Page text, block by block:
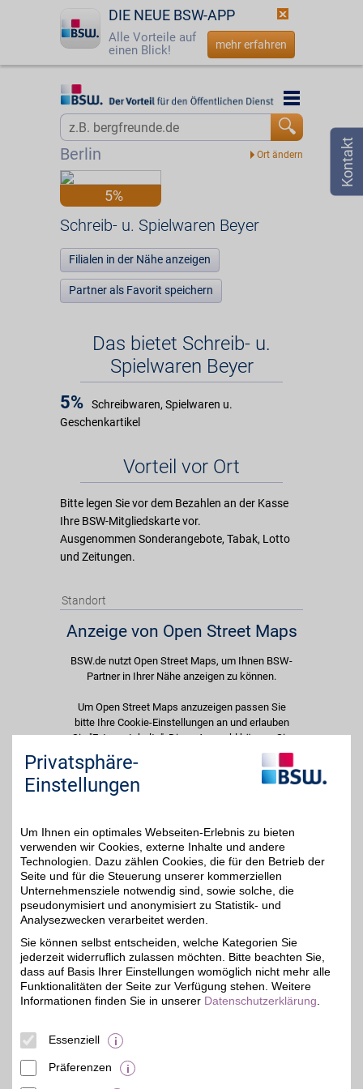
DIE NEUE BSW-APP
Alle Vorteile auf
einen Blick!
mehr erfahren
Startseite
Jetzt BSW-Mitglied werden
Login
Berlin
Startseite
Vorteilswelt
5%
Schreib- u. Spielwaren Beyer
Filialen in der Nähe anzeigen
Partner als Favorit speichern
Das bietet Schreib- u.
Spielwaren Beyer
5%
Schreibwaren, Spielwaren u.
Geschenkartikel
Vorteil vor Ort
Bitte legen Sie vor dem Bezahlen an der Kasse
Ihre BSW-Mitgliedskarte vor.
Ausgenommen Sonderangebote, Tabak, Lotto
und Zeitungen.
Standort
Anzeige von Open Street Maps
BSW.de nutzt Open Street Maps, um Ihnen BSW-
Partner in Ihrer Nähe anzeigen zu können.
Um Open Street Maps anzuzeigen passen Sie
bitte Ihre Cookie-Einstellungen an und erlauben
Sie "Externe Inhalte". Diese Auswahl können Sie
jederzeit über die Cookie-Einstellungen im
unteren Seitenbereich ändern.
Adresse
Selliner Str. 1b
Selliner Passage
04207 Leipzig
Filialen in der Nähe
Privatsphäre-
Einstellungen
Um Ihnen ein optimales Webseiten-Erlebnis zu bieten
verwenden wir Cookies, externe Inhalte und andere
Technologien. Dazu zählen Cookies, die für den Betrieb der
Seite und für die Steuerung unserer kommerziellen
Unternehmensziele notwendig sind, sowie solche, die
pseudonymisiert und anonymisiert zu Statistik- und
Analysezwecken verarbeitet werden.
Sie können selbst entscheiden, welche Kategorien Sie
jederzeit widerruflich zulassen möchten. Bitte beachten Sie,
dass auf Basis Ihrer Einstellungen womöglich nicht mehr alle
Funktionalitäten der Seite zur Verfügung stehen. Weitere
Informationen finden Sie in unserer Datenschutzerklärung
Essenziell
Präferenzen